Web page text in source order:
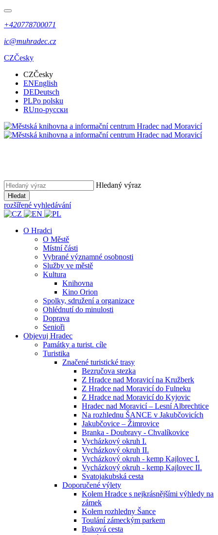
+420778700071
ic@muhradec.cz
CZČesky
CZČesky
ENEnglish
DEDeutsch
PLPo polsku
RUпо-русски
Hledaný výraz
Hledat
rozšířené vyhledávání
O Hradci
O Městě
Místní části
Vybrané významné osobnosti
Služby ve městě
Kultura
Knihovna
Kino Orion
Spolky, sdružení a organizace
Ohlédnutí do minulosti
Doprava
Senioři
Objevuj Hradec
Památky a turist. cíle
Turistika
Značené turistické trasy
Bezručova stezka
Z Hradce nad Moravicí na Kružberk
Z Hradce nad Moravicí do Fulneku
Z Hradce nad Moravicí do Kyjovic
Hradec nad Moravicí – Lesní Albrechtice
Na rozhlednu ŠANCE v Jakubčovicích
Jakubčovice – Žimrovice
Branka - Doubravy - Chvalíkovice
Vycházkový okruh I.
Vycházkový okruh II.
Vycházkový okruh - kemp Kajlovec I.
Vycházkový okruh - kemp Kajlovec II.
Svatojakubská cesta
Doporučené výlety
Kolem Hradce s nejkrásnějšími výhledy na
zámek
Kolem rozhledny Šance
Toulání zámeckým parkem
Buková cesta